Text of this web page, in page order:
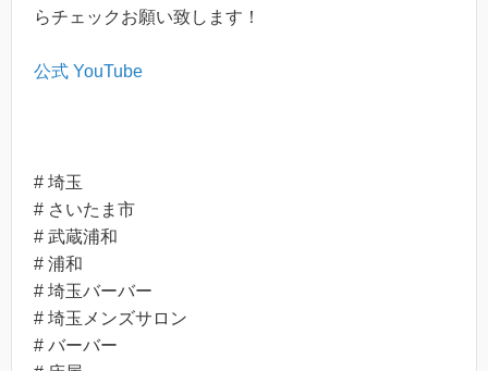
らチェックお願い致します！
公式 YouTube
# 埼玉
# さいたま市
# 武蔵浦和
# 浦和
# 埼玉バーバー
# 埼玉メンズサロン
# バーバー